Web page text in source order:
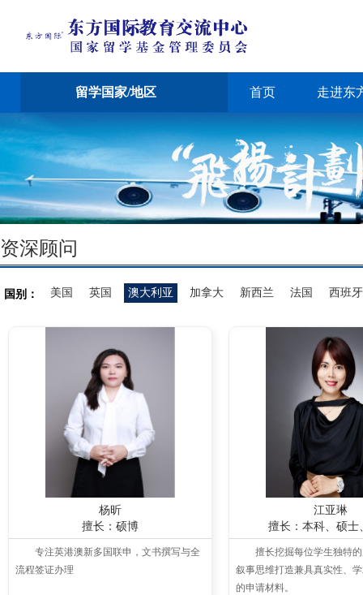
留学国家/地区 首页 走进东
资深顾问
国别： 美国 英国 澳大利亚 加拿大 新西兰 法国 西班牙
杨昕
擅长：硕博
专注英港澳新多国联申，文书撰写与全
流程签证办理
江亚琳
擅长：本科、硕士
擅长挖掘每位学生独特
叙事思维打造兼具真实性、
的申请材料。